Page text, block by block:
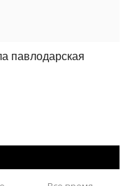
павлодарская